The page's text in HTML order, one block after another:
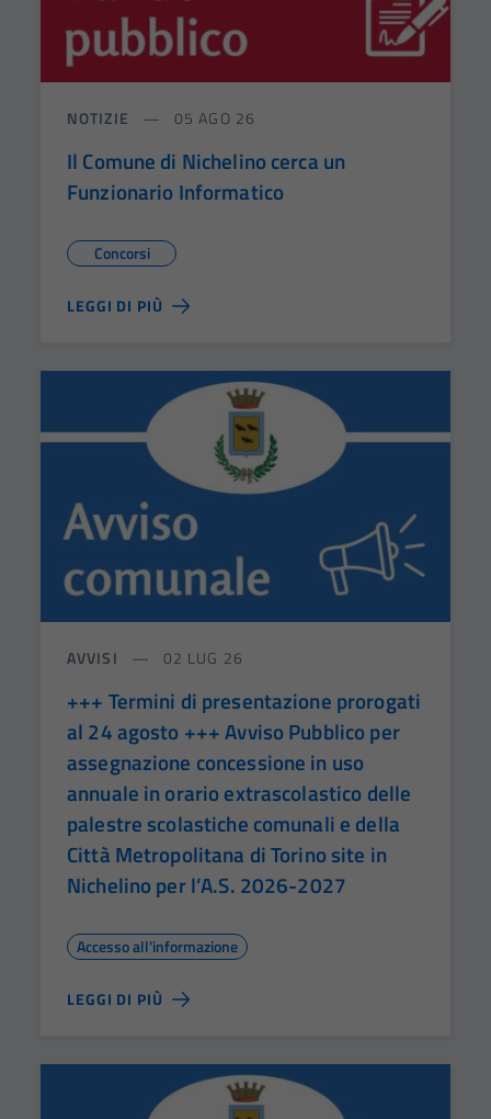
NOTIZIE 05 AGO 26
Il Comune di Nichelino cerca un
Funzionario Informatico
Concorsi
LEGGI DI PIÙ
AVVISI 02 LUG 26
+++ Termini di presentazione prorogati
al 24 agosto +++ Avviso Pubblico per
assegnazione concessione in uso
annuale in orario extrascolastico delle
palestre scolastiche comunali e della
Città Metropolitana di Torino site in
Nichelino per l’A.S. 2026-2027
Accesso all'informazione
LEGGI DI PIÙ